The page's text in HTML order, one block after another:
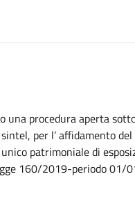
procedura aperta
per l’ affidamento
patrimoniale di
160/2019-periodo